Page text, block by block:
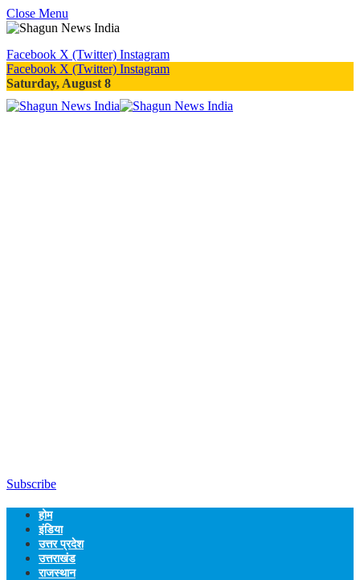
Close Menu
Facebook X (Twitter) Instagram
Facebook X (Twitter) Instagram
Saturday, August 8
Subscribe
होम
इंडिया
उत्तर प्रदेश
उत्तराखंड
राजस्थान